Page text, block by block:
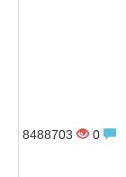
8488703